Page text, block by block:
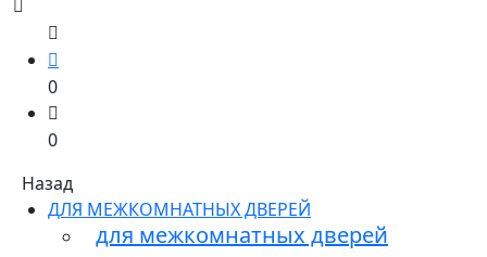
0
0
Назад
ДЛЯ МЕЖКОМНАТНЫХ ДВЕРЕЙ
для межкомнатных дверей